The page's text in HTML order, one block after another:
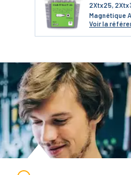
2Xtx25,
Magnétique
Voirla